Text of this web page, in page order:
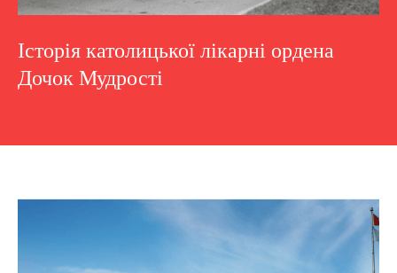
Історія католицької лікарні ордена
Дочок Мудрості